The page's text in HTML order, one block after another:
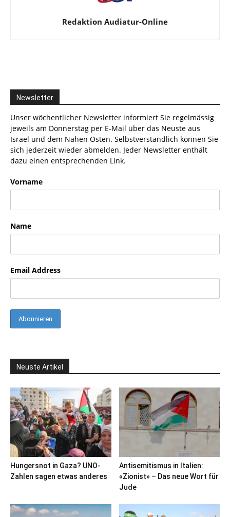
Redaktion Audiatur-Online
Newsletter
Unser wöchentlicher Newsletter informiert Sie regelmässig
jeweils am Donnerstag per E-Mail über das Neuste aus
Israel und dem Nahen Osten. Selbstverständlich können Sie
sich jederzeit wieder abmelden. Jeder Newsletter enthält
dazu einen entsprechenden Link.
Vorname
Name
Email Address
Neuste Artikel
Hungersnot in Gaza? UNO-
Zahlen sagen etwas anderes
Antisemitismus in Italien:
«Zionist» – Das neue Wort für
Jude